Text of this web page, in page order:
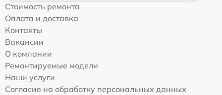
Стоимость ремонта
Оплата и доставка
Контакты
Вакансии
О компании
Ремонтируемые модели
Наши услуги
Согласие на обработку персональных данных